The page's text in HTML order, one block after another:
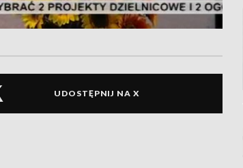
UDOSTĘPNIJ NA X